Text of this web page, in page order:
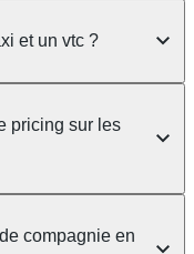
3 bagages
"Message
Le prix n'est
et un vtc ?
la rue, à une
au
à
votre
pricing sur les
barème
compagnie en